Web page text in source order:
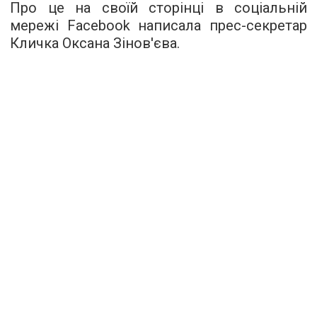
Про це на своїй сторінці в соціальній
мережі Facebook написала прес-секретар
Кличка Оксана Зінов'єва.